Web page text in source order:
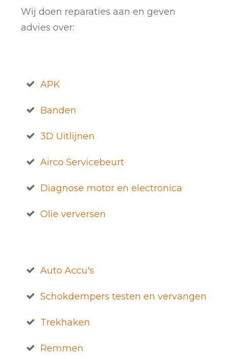
Wij doen reparaties aan en geven
advies over:
APK
Banden
3D Uitlijnen
Airco Servicebeurt
Diagnose motor en electronica
Olie verversen
Auto Accu's
Schokdempers testen en vervangen
Trekhaken
Remmen